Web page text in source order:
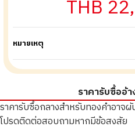
THB
หมายเหตุ
ราคารับซื้ออ้
ราคารับซื้อกลางสำหรับทองคำอาจ
โปรดติดต่อสอบถามหากมีข้อสงสัย